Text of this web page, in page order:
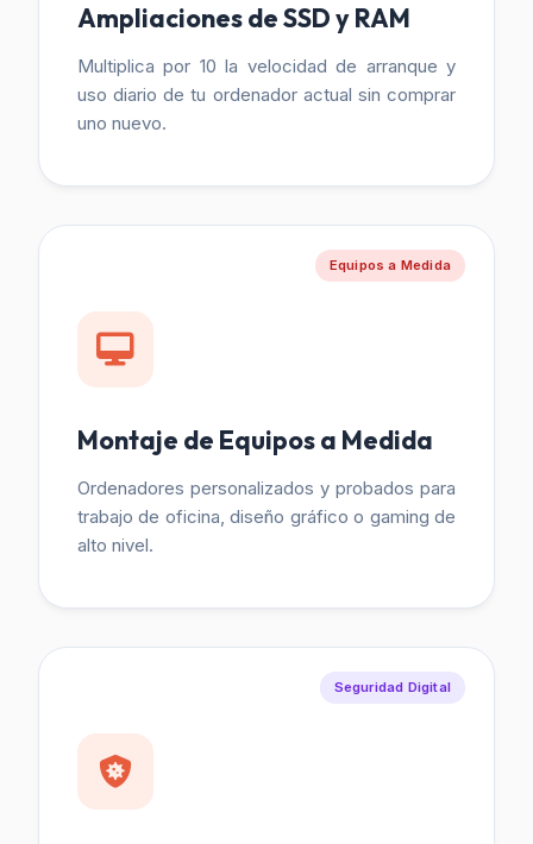
Ampliaciones de SSD y RAM
Multiplica por 10 la velocidad de arranque y
uso diario de tu ordenador actual sin comprar
uno nuevo.
Equipos a Medida
Montaje de Equipos a Medida
Ordenadores personalizados y probados para
trabajo de oficina, diseño gráfico o gaming de
alto nivel.
Seguridad Digital